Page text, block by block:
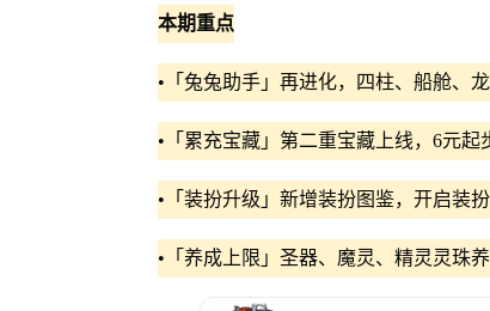
本期重点
•「兔兔助手」再进化，四柱、船舱、
•「累充宝藏」第二重宝藏上线，6元
•「装扮升级」新增装扮图鉴，开启装
•「养成上限」圣器、魔灵、精灵灵珠